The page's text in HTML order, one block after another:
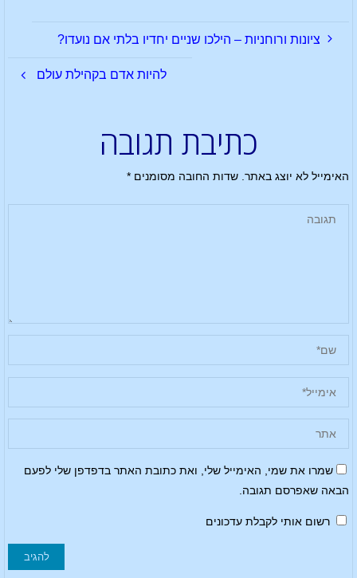
ציונות ורוחניות – הילכו שניים יחדיו בלתי אם נועדו?
להיות אדם בקהילת עולם
כתיבת תגובה
האימייל לא יוצג באתר. שדות החובה מסומנים*
שמרו את שמי, האימייל שלי, ואת כתובת האתר בדפדפן שלי לפעם
הבאה שאפרסם תגובה.
רשום אותי לקבלת עדכונים